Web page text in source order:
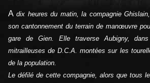
A dix heures du matin, la compagnie
son cantonnement du terrain de manœuvre
gare de Gien. Elle traverse Aubigny,
mitrailleuses de D.C.A. montées sur les
de la population.
Le défilé de cette compagnie, alors que tous